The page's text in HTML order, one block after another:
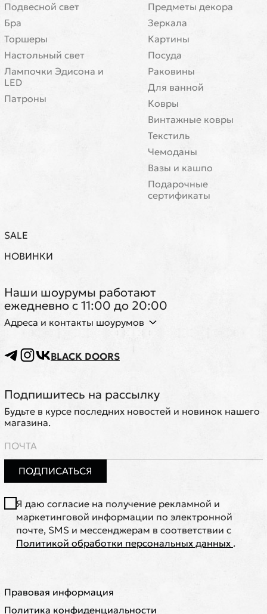
Подвесной свет
Бра
Торшеры
Настольный свет
Лампочки Эдисона и
LED
Патроны
Предметы декора
Зеркала
Картины
Посуда
Раковины
Для ванной
Ковры
Винтажные ковры
Текстиль
Чемоданы
Вазы и кашпо
Подарочные
сертификаты
SALE
НОВИНКИ
Наши шоурумы работают
ежедневно с 11:00 до 20:00
Адреса и контакты шоурумов
BLACK DOORS
Подпишитесь на рассылку
Будьте в курсе последних новостей и новинок нашего
магазина.
ПОДПИСАТЬСЯ
Я даю согласие на получение рекламной и
маркетинговой информации по электронной
почте, SMS и мессенджерам в соответствии с
Политикой обработки персональных данных .
Правовая информация
Политика конфиденциальности